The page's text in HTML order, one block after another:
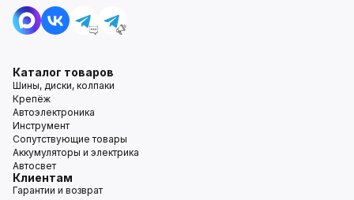
Каталог товаров
Шины, диски, колпаки
Крепёж
Автоэлектроника
Инструмент
Сопутствующие товары
Аккумуляторы и электрика
Автосвет
Клиентам
Гарантии и возврат